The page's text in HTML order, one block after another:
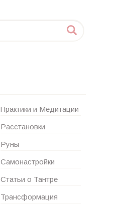
Практики и Медитации
Расстановки
Руны
Самонастройки
Статьи о Тантре
Трансформация